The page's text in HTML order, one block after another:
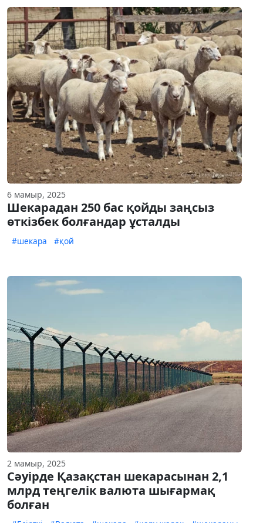
6 мамыр, 2025
Шекарадан 250 бас қойды заңсыз
өткізбек болғандар ұсталды
#шекара #қой
2 мамыр, 2025
Сәуірде Қазақстан шекарасынан 2,1
млрд теңгелік валюта шығармақ
болған